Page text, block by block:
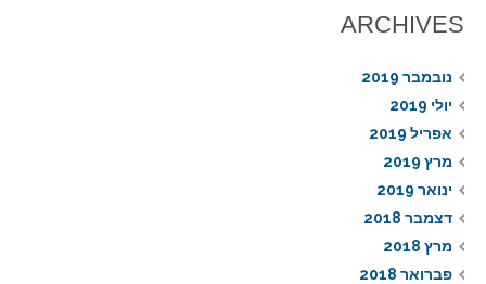
ARCHIVES
נובמבר 2019
יולי 2019
אפריל 2019
מרץ 2019
ינואר 2019
דצמבר 2018
מרץ 2018
פברואר 2018